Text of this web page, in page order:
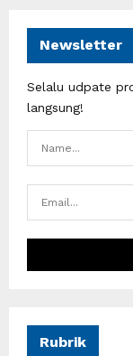
Newsletter
Selalu udpate
langsung!
Rubrik